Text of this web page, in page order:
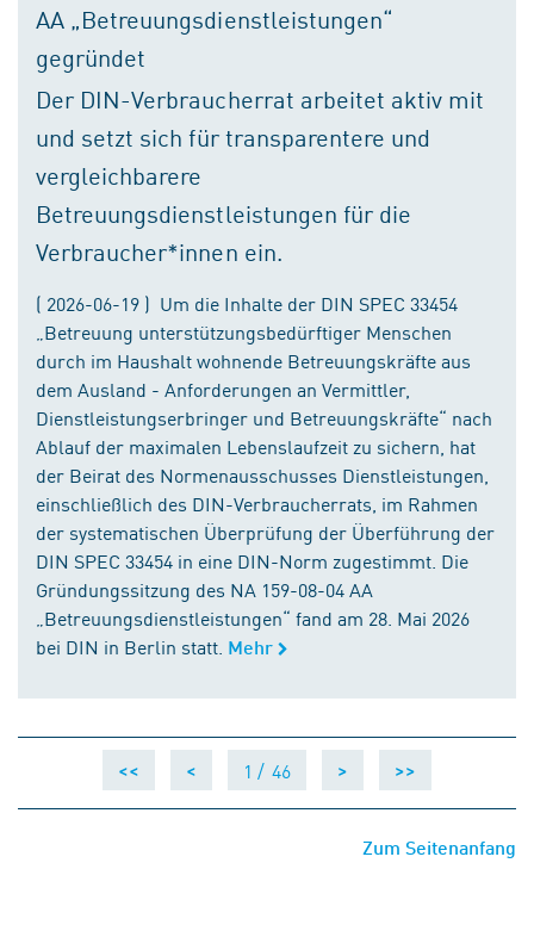
AA „Betreuungsdienstleistungen“
gegründet
Der DIN-Verbraucherrat arbeitet aktiv mit
und setzt sich für transparentere und
vergleichbarere
Betreuungsdienstleistungen für die
Verbraucher*innen ein.
( 2026-06-19 ) Um die Inhalte der DIN SPEC 33454
„Betreuung unterstützungsbedürftiger Menschen
durch im Haushalt wohnende Betreuungskräfte aus
dem Ausland - Anforderungen an Vermittler,
Dienstleistungserbringer und Betreuungskräfte“ nach
Ablauf der maximalen Lebenslaufzeit zu sichern, hat
der Beirat des Normenausschusses Dienstleistungen,
einschließlich des DIN-Verbraucherrats, im Rahmen
der systematischen Überprüfung der Überführung der
DIN SPEC 33454 in eine DIN-Norm zugestimmt. Die
Gründungssitzung des NA 159-08-04 AA
„Betreuungsdienstleistungen“ fand am 28. Mai 2026
bei DIN in Berlin statt. Mehr
<< < 1 / 46 > >>
Zum Seitenanfang